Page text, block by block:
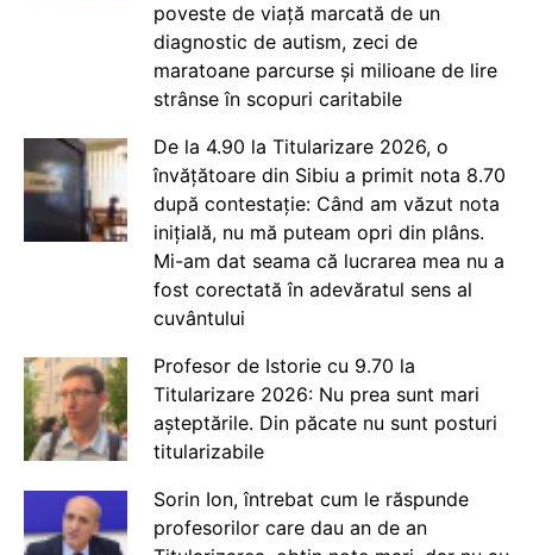
poveste de viață marcată de un
diagnostic de autism, zeci de
maratoane parcurse și milioane de lire
strânse în scopuri caritabile
De la 4.90 la Titularizare 2026, o
învățătoare din Sibiu a primit nota 8.70
după contestație: Când am văzut nota
inițială, nu mă puteam opri din plâns.
Mi-am dat seama că lucrarea mea nu a
fost corectată în adevăratul sens al
cuvântului
Profesor de Istorie cu 9.70 la
Titularizare 2026: Nu prea sunt mari
așteptările. Din păcate nu sunt posturi
titularizabile
Sorin Ion, întrebat cum le răspunde
profesorilor care dau an de an